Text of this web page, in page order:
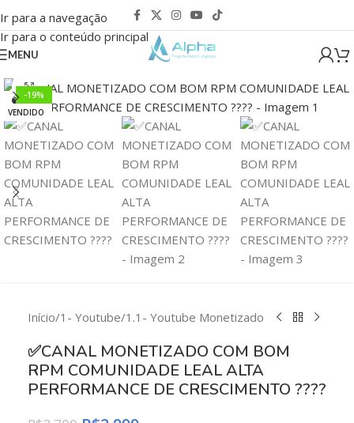
Ir para a navegação
Ir para o conteúdo principal
MENU
-19%
VENDIDO
Clique para ampliar
Início/1- Youtube/1.1- Youtube Monetizado
✅CANAL MONETIZADO COM BOM
RPM COMUNIDADE LEAL ALTA
PERFORMANCE DE CRESCIMENTO ????